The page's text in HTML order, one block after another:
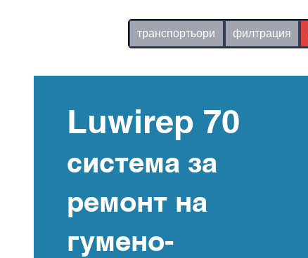
транспортьори филтрация
Luwirep 70
система за
ремонт на
гумено-